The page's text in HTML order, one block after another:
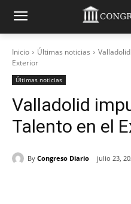
Inicio Últimas noticias
Exterior
Últimas noticias
Valladolid
Talento en el
By Congreso Diario julio 23,